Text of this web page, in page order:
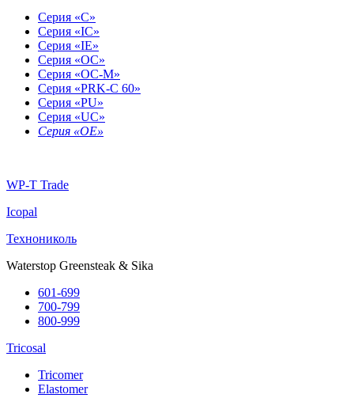
Серия «С»
Серия «IC»
Серия «IE»
Серия «OC»
Серия «OC-M»
Серия «PRK-C 60»
Серия «PU»
Серия «UC»
Серия «OE»
WP-T Trade
Icopal
Технониколь
Waterstop Greensteak & Sika
601-699
700-799
800-999
Tricosal
Tricomer
Elastomer